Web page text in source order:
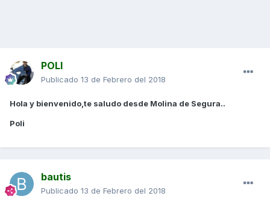
POLI
Publicado 13 de Febrero del 2018
Hola y bienvenido,te saludo desde Molina de Segura..
Poli
bautis
Publicado 13 de Febrero del 2018